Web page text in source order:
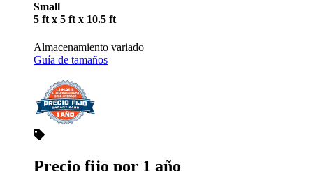
Small
5 ft x 5 ft x 10.5 ft
Almacenamiento variado
Guía de tamaños
Precio fijo por 1 año